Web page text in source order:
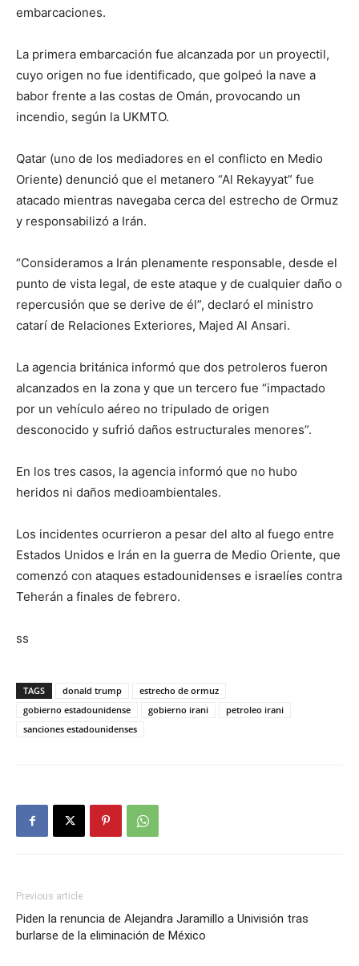
embarcaciones.
La primera embarcación fue alcanzada por un proyectil,
cuyo origen no fue identificado, que golpeó la nave a
babor frente a las costas de Omán, provocando un
incendio, según la UKMTO.
Qatar (uno de los mediadores en el conflicto en Medio
Oriente) denunció que el metanero “Al Rekayyat” fue
atacado mientras navegaba cerca del estrecho de Ormuz
y responsabilizó a Irán.
“Consideramos a Irán plenamente responsable, desde el
punto de vista legal, de este ataque y de cualquier daño o
repercusión que se derive de él”, declaró el ministro
catarí de Relaciones Exteriores, Majed Al Ansari.
La agencia británica informó que dos petroleros fueron
alcanzados en la zona y que un tercero fue “impactado
por un vehículo aéreo no tripulado de origen
desconocido y sufrió daños estructurales menores”.
En los tres casos, la agencia informó que no hubo
heridos ni daños medioambientales.
Los incidentes ocurrieron a pesar del alto al fuego entre
Estados Unidos e Irán en la guerra de Medio Oriente, que
comenzó con ataques estadounidenses e israelíes contra
Teherán a finales de febrero.
ss
TAGS donald trump
estrecho de ormuz
gobierno estadounidense
gobierno irani
petroleo irani
sanciones estadounidenses
Previous article
Piden la renuncia de Alejandra Jaramillo a Univisión tras
burlarse de la eliminación de México